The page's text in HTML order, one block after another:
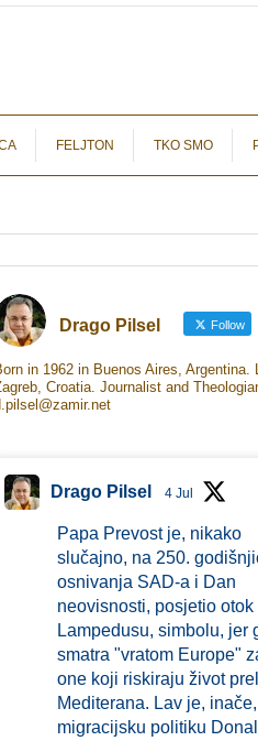
FELJTON TKO SMO
Drago Pilsel Follow
in 1962 in Buenos Aires, Argentina.
Croatia. Journalist and
Drago Pilsel 4 Jul
Papa Prevost je, nikako
slučajno, na 250.
osnivanja SAD-a i Dan
neovisnosti, posjetio otok
Lampedusu, simbolu, jer
smatra "vratom Europe"
one koji riskiraju život
Mediterana. Lav je, inače,
migracijsku politiku